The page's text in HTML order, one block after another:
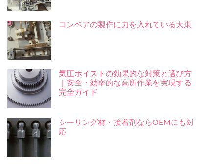
コンベアの製作に力を入れている大東
気圧ホイストの効果的な対策と選び方
｜安全・効率的な高所作業を実現する
完全ガイド
シーリング材・接着剤ならOEMにも対
応